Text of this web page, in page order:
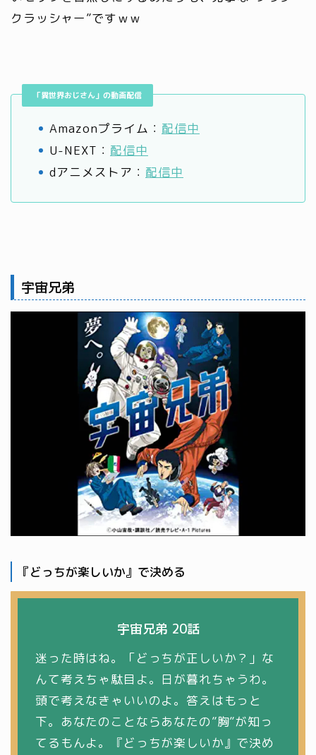
クラッシャー”ですｗｗ
「異世界おじさん」の動画配信
Amazonプライム： 配信中
U-NEXT： 配信中
dアニメストア： 配信中
宇宙兄弟
『どっちが楽しいか』で決める
宇宙兄弟 20話
迷った時はね。「どっちが正しいか？」な
んて考えちゃ駄目よ。日が暮れちゃうわ。
頭で考えなきゃいいのよ。答えはもっと
下。あなたのことならあなたの”胸”が知っ
てるもんよ。『どっちが楽しいか』で決め